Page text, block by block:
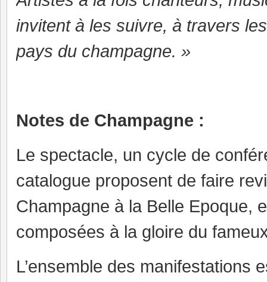
invitent à les suivre, à travers
pays du champagne. »
Notes de Champagne :
Le spectacle, un cycle de
catalogue proposent de faire
Champagne à la Belle Epoque,
composées à la gloire du
L’ensemble des manifestations